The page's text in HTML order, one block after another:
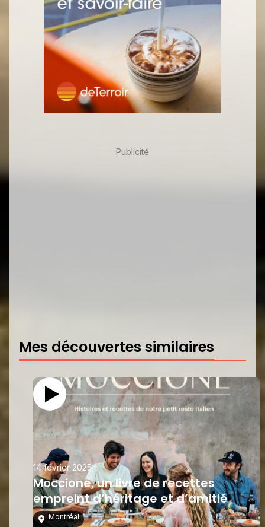
Publicité
Mes découvertes similaires
14 février 2025
Moccione, un livre de recettes
empreint d’héritage et d’amitié
Montréal